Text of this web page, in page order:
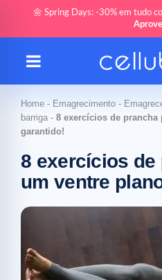
🌼 Spring Days: -30% em tudo
Home - Emagrecimento -
barriga - 8 exercícios de prancha
garantido!
8 exercícios de
um ventre